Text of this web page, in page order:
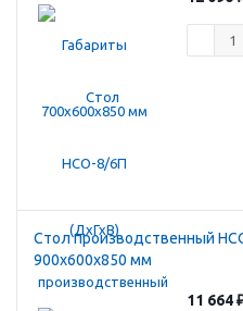
Стол производственный
900х600х850 мм
11 664